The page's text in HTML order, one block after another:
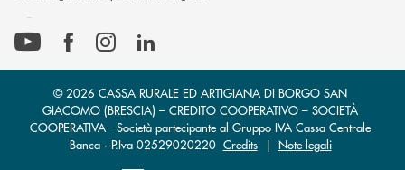
© 2026 CASSA RURALE ED ARTIGIANA DI BORGO SAN
GIACOMO (BRESCIA) – CREDITO COOPERATIVO – SOCIETÀ
COOPERATIVA - Società partecipante al Gruppo IVA Cassa Centrale
Banca · P.Iva 02529020220 Credits| Note legali